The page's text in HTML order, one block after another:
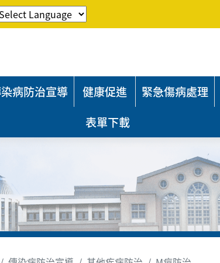
病防治宣導 健康促進 緊急傷病處理
表單下載